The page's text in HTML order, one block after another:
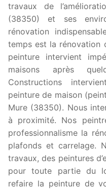
travaux de
(38350) et ses
rénovation
temps est la rénovation
peinture intervient
maisons après
Constructions
peinture de maison
Mure (38350). Nous
à proximité. Nos
professionnalisme la
plafonds et carrelage.
travaux, des peintures
pour toute partie du
refaire la peinture de